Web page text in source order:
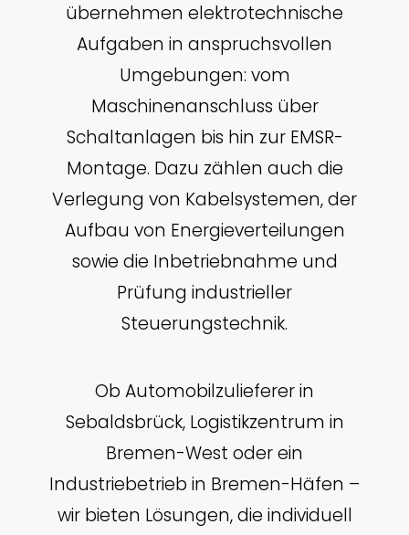
übernehmen elektrotechnische
Aufgaben in anspruchsvollen
Umgebungen: vom
Maschinenanschluss über
Schaltanlagen bis hin zur EMSR-
Montage. Dazu zählen auch die
Verlegung von Kabelsystemen, der
Aufbau von Energieverteilungen
sowie die Inbetriebnahme und
Prüfung industrieller
Steuerungstechnik.
Ob Automobilzulieferer in
Sebaldsbrück, Logistikzentrum in
Bremen-West oder ein
Industriebetrieb in Bremen-Häfen –
wir bieten Lösungen, die individuell